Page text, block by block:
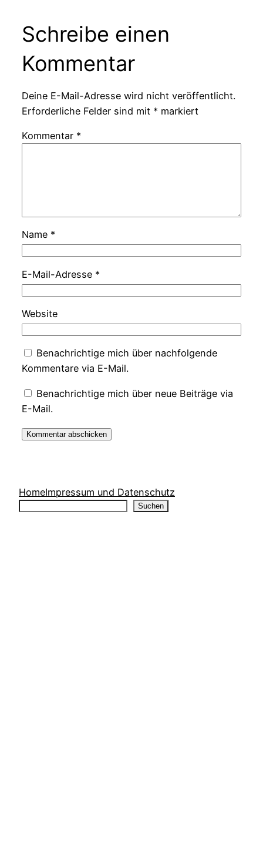
Schreibe einen
Kommentar
Deine E-Mail-Adresse wird nicht veröffentlicht.
Erforderliche Felder sind mit * markiert
Kommentar *
Name *
E-Mail-Adresse *
Website
Benachrichtige mich über nachfolgende
Kommentare via E-Mail.
Benachrichtige mich über neue Beiträge via
E-Mail.
HomeImpressum und Datenschutz
Suchen
Suchen